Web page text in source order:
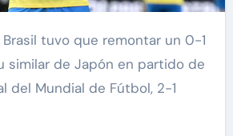
similar de Japón en partido de
del Mundial de Fútbol, 2-1